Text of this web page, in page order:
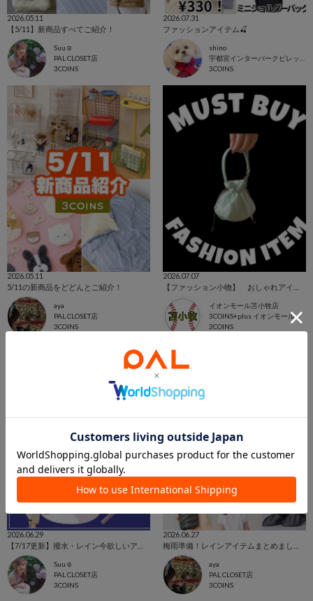
2026.05.11
【5/11】新商品すべてご紹介！
Suu☺︎
PAL CLOSET店
3COINS
2026.07.31
ファッションアイテム🍒
shino
3COINS
2026.05.11
5/11の新商品をどどんとご紹介！
aya
PAL CLOSET店
3COINS
2026.07.07
イオンモール苫小牧店
3COINS+plus イオンモール苫小牧店
3COINS
2026.06.29
Suu☺︎
PAL CLOSET店
3COINS
2026.06.27
aya
PAL CLOSET店
3COINS